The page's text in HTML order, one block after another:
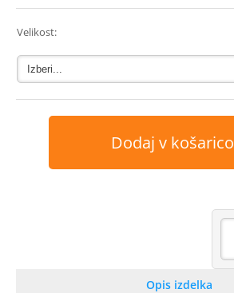
Velikost:
Dodaj v košarico
Opis izdelka